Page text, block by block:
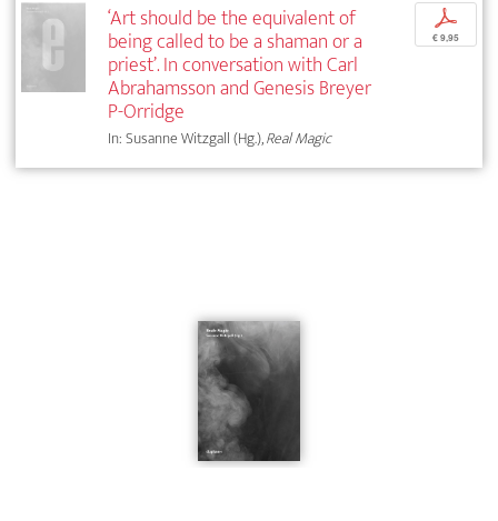
‘Art should be the equivalent of
being called to be a shaman or a
priest’. In conversation with Carl
Abrahamsson and Genesis Breyer
P-Orridge
In: Susanne Witzgall (Hg.),Real Magic
p
€ 9,95